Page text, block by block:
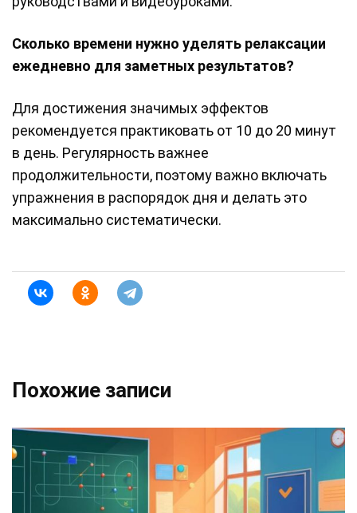
Сколько времени нужно уделять релаксации
ежедневно для заметных результатов?
Для достижения значимых эффектов
рекомендуется практиковать от 10 до 20 минут
в день. Регулярность важнее
продолжительности, поэтому важно включать
упражнения в распорядок дня и делать это
максимально систематически.
Похожие записи